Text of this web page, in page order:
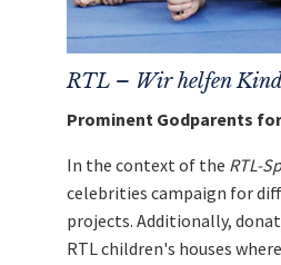
RTL – Wir helfen
Prominent Godparents
In the context of the RTL-
celebrities campaign for
projects. Additionally,
RTL children's houses